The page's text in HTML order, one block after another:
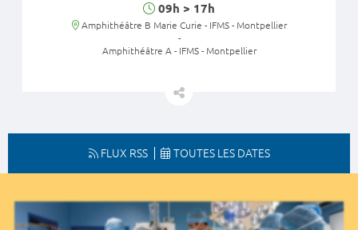
Horaires
09h > 17h
Lieu
Amphithéâtre B Marie Curie - IFMS - Montpellier
-
Amphithéâtre A - IFMS - Montpellier
FLUX RSS TOUTES LES DATES